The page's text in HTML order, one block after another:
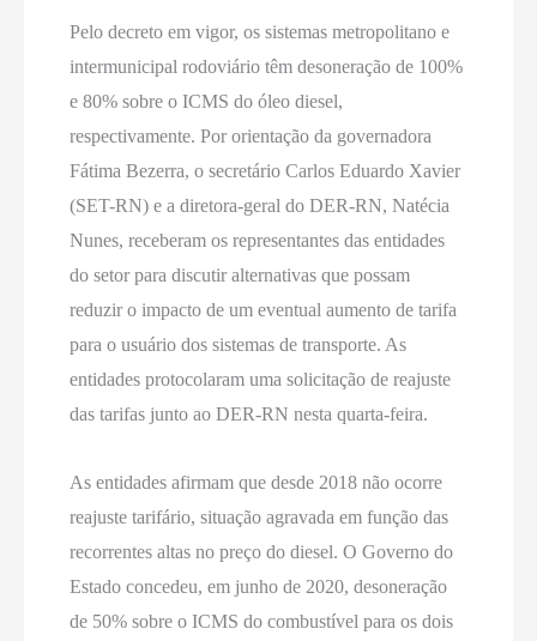
Pelo decreto em vigor, os sistemas metropolitano e
intermunicipal rodoviário têm desoneração de 100%
e 80% sobre o ICMS do óleo diesel,
respectivamente. Por orientação da governadora
Fátima Bezerra, o secretário Carlos Eduardo Xavier
(SET-RN) e a diretora-geral do DER-RN, Natécia
Nunes, receberam os representantes das entidades
do setor para discutir alternativas que possam
reduzir o impacto de um eventual aumento de tarifa
para o usuário dos sistemas de transporte. As
entidades protocolaram uma solicitação de reajuste
das tarifas junto ao DER-RN nesta quarta-feira.
As entidades afirmam que desde 2018 não ocorre
reajuste tarifário, situação agravada em função das
recorrentes altas no preço do diesel. O Governo do
Estado concedeu, em junho de 2020, desoneração
de 50% sobre o ICMS do combustível para os dois